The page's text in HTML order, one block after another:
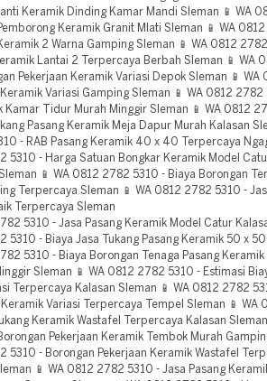
Keramik Dinding Kamar Mandi Sleman 📱 WA
Keramik Granit Mlati Sleman 📱 WA
2 Warna Gamping Sleman 📱 WA 0812
Lantai 2 Terpercaya Berbah Sleman 📱 WA
Pekerjaan Keramik Variasi Depok Sleman 📱 WA
Variasi Gamping Sleman 📱 WA 0812 2782
Kamar Tidur Murah Minggir Sleman 📱 WA 0812
Pasang Keramik Meja Dapur Murah Kalasan
- RAB Pasang Keramik 40 x 40 Terpercaya
5310 - Harga Satuan Bongkar Keramik Model
📱 WA 0812 2782 5310 - Biaya Borongan
Terpercaya Sleman 📱 WA 0812 2782 5310 -
Terpercaya Sleman
Murah Gamping Sleman 📱 WA 0812 2782 5310 - Total Biaya Pemasangan Keramik Wastafel Terpercaya Prambanan Sleman 📱 WA 0812 2782 5310 - Borongan Pekerjaan Keramik Kamar Tidur Seyegan Sleman 📱 WA 0812 2782 5310 - Biaya Borongan Tenaga Pasang Keramik Kamar Tidur Turi Sleman 📱 WA 0812 2782 5310 - Jasa Tukang Keramik 50 x 50 Terpercaya Berbah Sleman 📱 WA 0812 2782 5310 - Harga Upah Pasang Keramik Dinding Kamar Mandi Ngaglik Sleman 📱 WA 0812 2782 5310 - Biaya Pemborong Keramik 50 x 50 Terpercaya Tempel Sleman 📱 WA 0812 2782 5310 - Harga Borongan Keramik 50 x 50 Ngaglik Sleman 📱 WA 0812 2782 5310 - Tempat Pasang Keramik Granit Terpercaya Depok Sleman 📱 WA 0812 2782 5310 - Jasa Tukang Keramik Model Catur Murah Seyegan Sleman 📱 WA 0812 2782 5310 - Harga Satuan Bongkar Keramik Dinding Murah Pakem Sleman 📱 WA 0812 2782 5310 - Order Keramik Mozaik Minggir Sleman 📱 WA 0812 2782 5310 - Jasa Tukang Keramik Variasi Minggir Sleman 📱 WA 0812 2782 5310 - Biaya Jasa Tukang Pasang Keramik Motif Garis Terpercaya Seyegan Sleman 📱 WA 0812 2782 5310 - RAB Pasang Keramik Dinding Terpercaya Prambanan Sleman 📱 WA 0812 2782 5310 - Borongan Pekerjaan Keramik Granit Murah Mlati Sleman 📱 WA 0812 2782 5310 - Jasa Pasang Keramik 50 x 50 Terpercaya Depok Sleman 📱 WA 0812 2782 5310 - Tempat Pasang Keramik Tembok Ngaglik Sleman 📱 WA 0812 2782 5310 - Biaya Borongan Tenaga Pasang Keramik Motif Garis Prambanan Sleman 📱 WA 0812 2782 5310 - Jasa Ganti Keramik Wastafel Terpercaya Minggir Sleman 📱 WA 0812 2782 5310 - Harga Upah Pasang Keramik Hexagonal Murah Mlati Sleman 📱 WA 0812 2782 5310 - Anggaran Dana Pemasangan Keramik Model Catur Murah Depok Sleman 📱 WA 0812 2782 5310 - Total Biaya Pemasangan Keramik Hexagonal Terpercaya Seyegan Sleman 📱 WA 0812 2782 5310 - Harga Borongan Keramik Tembok Terpercaya Depok Sleman 📱 WA 0812 2782 5310 - Biaya Jasa Tukang Pasang Keramik Motif Garis Turi Sleman 📱 WA 0812 2782 5310 - Estimasi Biaya Renovasi Keramik Motif Bata Murah Kalasan Sleman 📱 WA 0812 2782 5310 - Harga Paket Pasang Keramik Lantai 2 Murah Seyegan Sleman 📱 WA 0812 2782 5310 - Biaya Borongan Tenaga Pasang Keramik Motif Bata Cangkringan Sleman 📱 WA 0812 2782 5310 - Tempat Pasang Keramik Wastafel Terpercaya Turi Sleman 📱 WA 0812 2782 5310 - RAB Pasang Keramik Model Catur Mlati Sleman 📱 WA 0812 2782 5310 - Biaya Pemborong Keramik Lantai 2 Terpercaya Cangkringan Sleman 📱 WA 0812 2782 5310 - Anggaran Dana Pemasangan Keramik Dinding Kamar Mandi Murah Kalasan Sleman 📱 WA 0812 2782 5310 - Tempat Pasang Keramik 40 x 40 Murah Sleman 📱 WA 0812 2782 5310 - Estimasi Biaya Renovasi Keramik Kamar Tidur Terpercaya Kalasan Sleman 📱 WA 0812 2782 5310 - Estimasi Biaya Renovasi Keramik Dinding Teras Terpercaya Prambanan Sleman 📱 WA 0812 2782 5310 - Borongan Pekerjaan Keramik Meja Dapur Murah Seyegan Sleman 📱 WA 0812 2782 5310 - Order Keramik 50 x 50 Seyegan Sleman 📱 WA 0812 2782 5310 - Harga Upah Pasang Keramik 50 x 50 Murah Prambanan Sleman 📱 WA 0812 2782 5310 - RAB Pasang Keramik Dinding Kamar Mandi Terpercaya Seyegan Sleman 📱 WA 0812 2782 5310 - Jasa Tukang Keramik Dinding Pakem Sleman 📱 WA 0812 2782 5310 - Biaya Pemborong Keramik 2 Warna Seyegan Sleman 📱 WA 0812 2782 5310 - Order Keramik Bak Kamar Mandi Murah Ngaglik Sleman 📱 WA 0812 2782 5310 - Harga Upah Pasang Keramik Meja Dapur Terpercaya Depok Sleman 📱 WA 0812 2782 5310 - Harga Upah Pasang Keramik Mozaik Murah Seyegan Sleman 📱 WA 0812 2782 5310 - Order Keramik 50 x 50 Terpercaya Cangkringan Sleman 📱 WA 0812 2782 5310 - Total Biaya Pemasangan Keramik Mozaik Godean Sleman 📱 WA 0812 2782 5310 - Harga Borongan Keramik Variasi Murah Sleman 📱 WA 0812 2782 5310 - Jasa Pasang Keramik 50 x 50 Mlati Sleman 📱 WA 0812 2782 5310 - Tempat Pasang Keramik Dinding Teras Murah Mlati Sleman 📱 WA 0812 2782 5310 - Biaya Borongan Tenaga Pasang Keramik Kamar Tidur Terpercaya Minggir Sleman 📱 WA 0812 2782 5310 - Pusat Pasang Keramik Model Catur Cangkringan Sleman 📱 WA 0812 2782 5310 - Harga Borongan Keramik Variasi Sleman 📱 WA 0812 2782 5310 - Order Keramik Variasi Terpercaya Cangkringan Sleman 📱 WA 0812 2782 5310 - Harga Upah Pasang Keramik Wastafel Terpercaya Tempel Sleman 📱 WA 0812 2782 5310 - Harga Satuan Bongkar Keramik Meja Dapur Pakem Sleman 📱 WA 0812 2782 5310 - Jasa Tukang Keramik Dinding Murah Turi Sleman 📱 WA 0812 2782 5310 - Estimasi Biaya Renovasi Keramik Motif Garis Murah Minggir Sleman 📱 WA 0812 2782 5310 - Biaya Jasa Tukang Pasang Keramik 2 Warna Terpercaya Seyegan Sleman 📱 WA 0812 2782 5310 - Pusat Pasang Keramik Variasi Terpercaya Ngaglik Sleman 📱 WA 0812 2782 5310 - Biaya Jasa Tukang Pasang Keramik 40 x 40 Murah Cangkringan Sleman 📱 WA 0812 2782 5310 - Biaya Borongan Tenaga Pasang Keramik Motif Bata Murah Cangkringan Sleman 📱 WA 0812 2782 5310 - Jasa Tukang Keramik 2 Warna Sleman 📱 WA 0812 2782 5310 - Biaya Pemborong Keramik Variasi Terpercaya Gamping Sleman 📱 WA 0812 2782 5310 - Total Biaya Pemasangan Keramik Hexagonal Gamping Sleman 📱 WA 0812 2782 5310 - Harga Borongan Keramik Meja Dapur Murah Gamping Sleman 📱 WA 0812 2782 5310 - Harga Upah Pasang Keramik Bak Kamar Mandi Murah Depok Sleman 📱 WA 0812 2782 5310 - Jasa Ganti Keramik Model Catur Murah Minggir Sleman 📱 WA 0812 2782 5310 - Anggaran Dana Pemasangan Keramik Motif Garis Terpercaya Seyegan Sleman 📱 WA 0812 2782 5310 - Borongan Pekerjaan Keramik Dinding Kamar Mandi Tempel Sleman 📱 WA 0812 2782 5310 - Total Biaya Pemasangan Keramik Dinding Murah Gamping Sleman 📱 WA 0812 2782 5310 - Anggaran Dana Pemasangan Keramik Bak Kamar Mandi Terpercaya Berbah Sleman 📱 WA 0812 2782 5310 - Jasa Ganti Keramik Mozaik Ngaglik Sleman 📱 WA 0812 2782 5310 - Jasa Pasang Keramik Meja Dapur Terpercaya Pakem Sleman 📱 WA 0812 2782 5310 - Jasa Ganti Keramik Variasi Murah Mlati Sleman 📱 WA 0812 2782 5310 - Harga Paket Pasang Keramik Model Catur Terpercaya Sleman 📱 WA 0812 2782 5310 - Jasa Pasang Keramik Granit Tempel Sleman 📱 WA 0812 2782 5310 - Estimasi Biaya Renovasi Keramik Hexagonal Tempel Sleman 📱 WA 0812 2782 5310 - Total Biaya Pemasangan Keramik Kamar Tidur Murah Pakem Sleman 📱 WA 0812 2782 5310 - Biaya Borongan Tenaga Pasang Keramik Bak Kamar Mandi Terpercaya Turi Sleman 📱 WA 0812 2782 5310 - Total Biaya Pemasangan Keramik Hitam Putih Terpercaya Kalasan Sleman 📱 WA 0812 2782 5310 - Jasa Pasang Keramik Hexagonal Minggir Sleman 📱 WA 0812 2782 5310 - Biaya Pemborong Keramik Bak Kamar Mandi Minggir Sleman 📱 WA 0812 2782 5310 - Harga Paket Pasang Keramik Dinding Teras Godean Sleman 📱 WA 0812 2782 5310 - Total Biaya Pemasangan Keramik Dinding Godean